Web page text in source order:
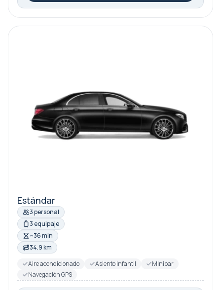
Estándar
3 personal
3 equipaje
~36 min
34.9 km
Aire acondicionado
Asiento infantil
Minibar
Navegación GPS